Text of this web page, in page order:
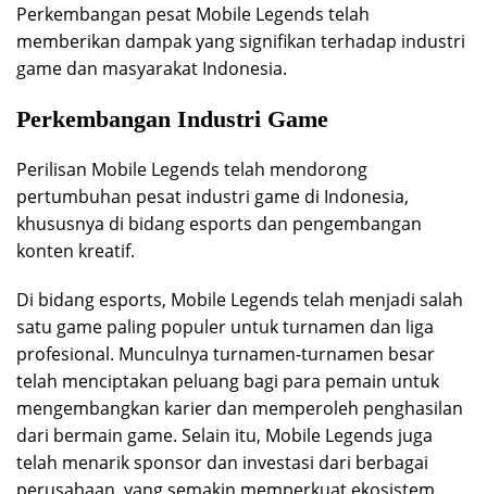
Perkembangan pesat Mobile Legends telah
memberikan dampak yang signifikan terhadap industri
game dan masyarakat Indonesia.
Perkembangan Industri Game
Perilisan Mobile Legends telah mendorong
pertumbuhan pesat industri game di Indonesia,
khususnya di bidang esports dan pengembangan
konten kreatif.
Di bidang esports, Mobile Legends telah menjadi salah
satu game paling populer untuk turnamen dan liga
profesional. Munculnya turnamen-turnamen besar
telah menciptakan peluang bagi para pemain untuk
mengembangkan karier dan memperoleh penghasilan
dari bermain game. Selain itu, Mobile Legends juga
telah menarik sponsor dan investasi dari berbagai